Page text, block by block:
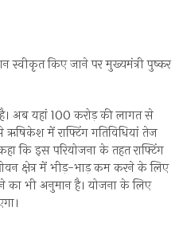
स्वीकृत किए जाने पर मुख्यमंत्री पुष्कर
अब यहां 100 करोड़ की लागत से
में राफ्टिंग गतिविधियां तेज
कि इस परियोजना के तहत राफ्टिंग
क्षेत्र में भीड़-भाड़ कम करने के लिए
का भी अनुमान है। योजना के लिए